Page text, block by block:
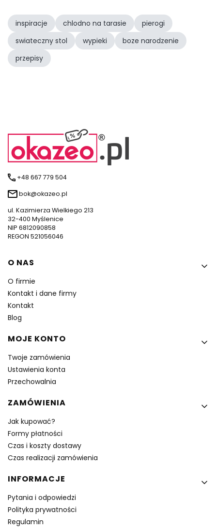
inspiracje chlodno na tarasie
pierogi
swiateczny stol
wypieki
boze narodzenie
przepisy
+48 667 779 504
bok@okazeo.pl
ul. Kazimierza Wielkiego 213
32-400 Myślenice
NIP 6812090858
REGON 521056046
Linki w stopce
O NAS
O firmie
Kontakt i dane firmy
Kontakt
Blog
MOJE KONTO
Twoje zamówienia
Ustawienia konta
Przechowalnia
ZAMÓWIENIA
Jak kupować?
Formy płatności
Czas i koszty dostawy
Czas realizacji zamówienia
INFORMACJE
Pytania i odpowiedzi
Polityka prywatności
Regulamin